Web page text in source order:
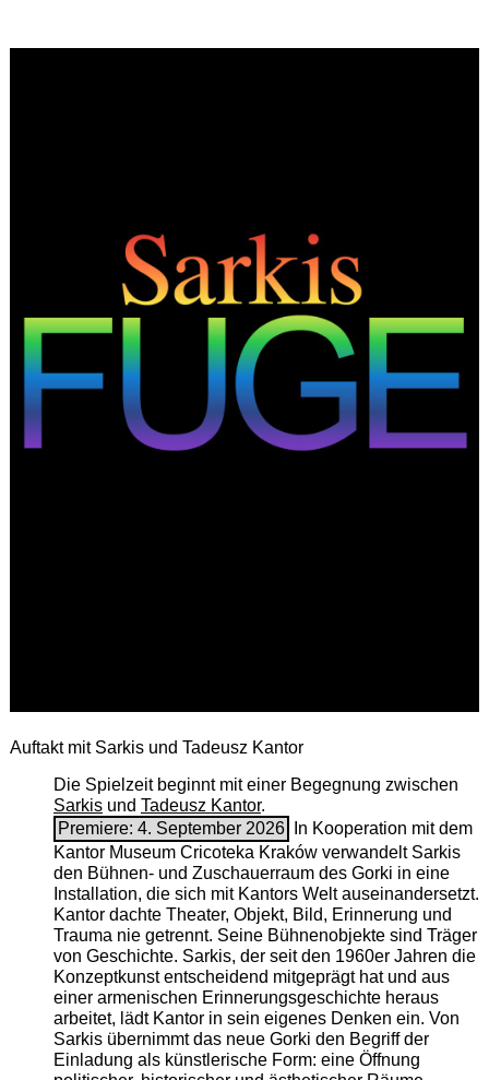
Auftakt mit Sarkis und Tadeusz Kantor
Die Spielzeit beginnt mit einer Begegnung zwischen
Sarkisund Tadeusz Kantor.
Premiere: 4. September 2026
In Kooperation mit dem
Kantor Museum Cricoteka Kraków verwandelt Sarkis
den Bühnen- und Zuschauerraum des Gorki in eine
Installation, die sich mit Kantors Welt auseinandersetzt.
Kantor dachte Theater, Objekt, Bild, Erinnerung und
Trauma nie getrennt. Seine Bühnenobjekte sind Träger
von Geschichte. Sarkis, der seit den 1960er Jahren die
Konzeptkunst entscheidend mitgeprägt hat und aus
einer armenischen ­Erinnerungsgeschichte heraus
arbeitet, lädt Kantor in sein eigenes Denken ein. Von
Sarkis übernimmt das neue Gorki den Begriff der
Einladung als künstlerische Form: eine Öffnung